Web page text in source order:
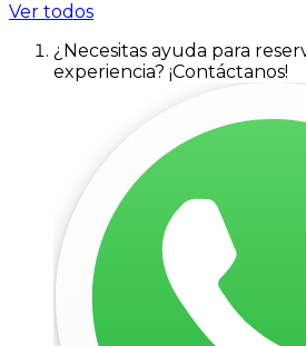
Ver todos
¿Necesitas ayuda para
experiencia? ¡Contáctanos!